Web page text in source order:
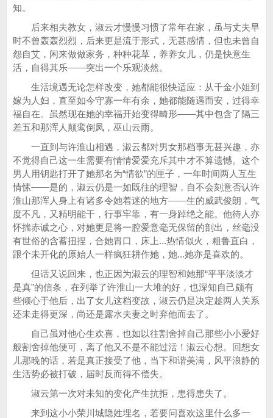
知。
后来相夫教女，淑云才慢慢习惯了常年在家，虽与丈夫早
时不曾轰轰烈烈，后来更是流于形式，无甚感情，但也未曾自
怨自艾，闲来做做家务，种种花草，养养女儿，仍是快意生
活，自得其乐——突出一个乐观淡然。
生活境遇无论怎样改变，她都能很快适应：从千金小姐到
嫁为人妇，直至如今守寡一年有余，她都能随遇而安，过得幸
福自在。虽然现在她的幸福开始变得畸形——其中包含了隔三
差五和那浑人颠鸾倒凤，巫山云雨。
一直到与许淮山相遇，淑云都对男女那档事无甚兴趣，亦
不觉得自己这一生需要有情情爱爱充斥其中才不算遗憾。这个
男人用钥匙打开了她那名为“情欲”的匣子，一年时间两人互生
情愫——是的，淑云仍是一如既往的理智，自不会刻意否认许
淮山那浑人身上有诸多令她着迷的地方——生的威武俊朗，气
度不凡，又精明能干，行事牢靠，有一身踔绝之能。他待人亦
怀揣赤诚之心，对她更是将一腔爱意毫无保留的剖出，丝毫没
有世俗的含蓄扭捏，合她胃口，床上...热情似火，粗鲁直白，
跟个未开化的原始人一样疯狂耕作她，她...她亦是喜欢的。
但话又说回来，也正因为淑云的理智和她那“平平淡淡才
是真”的信条，在列举了许淮山一大堆的好，也深知自己颇有
些倾心于他后，出了女儿这档变故，淑云仍是决定趁两人关系
还未走得更深，尚还是露水夫妻之时弃他而去了。
自己虽对他心生欢喜，也如以往割舍掉自己那些小小爱好
般割舍掉他便可，离了他又不是不能过活！淑云心想。回想女
儿那晚的话，若是真正接受了他，当下和谐美满，风平浪静的
生活势必被打破，届时反而得不偿失。
淑云第一次对未知的变化产生抗拒，患得患失了。
来到这小小荣川城隐姓埋名，若要问喜欢这里什么多一